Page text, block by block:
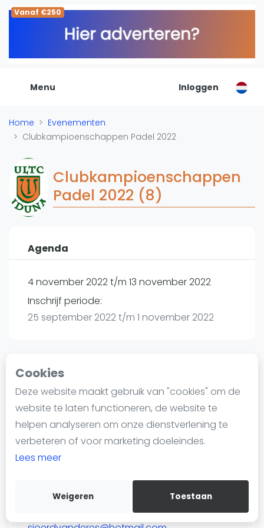
Cookies
Deze website maakt gebruik van "cookies" om de
website te laten functioneren, de website te
helpen analyseren om onze dienstverlening te
verbeteren of voor marketing doeleindes.
Lees meer
Weigeren Toestaan
Vanaf €250
Menu
De Padel Gids
Alle padel locaties
Padelwinkels
Organisatie
Banenbouwers
Overige categorien
Reserveringssystemen
Padelscholen
Toevoegen data
Laatste updates
Forum
Blog artikelen
Vragen over padel
Padelgear
Informatie
Over ons
Contact
Adverteren
Insights
WhatsApp
Join WhatsApp Community
Inloggen
Home
Evenementen
Clubkampioenschappen Padel 2022
Clubkampioenschappen
Padel 2022 (8)
Agenda
4 november 2022 t/m 13 november 2022
Inschrijf periode:
25 september 2022 t/m 1 november 2022
Toernooi
ULTC-Iduna | Utrecht
Ariënslaan 18
3573 PTUtrecht
Routebeschrijving
Petrien Venema, Dominique Verleisdonk en